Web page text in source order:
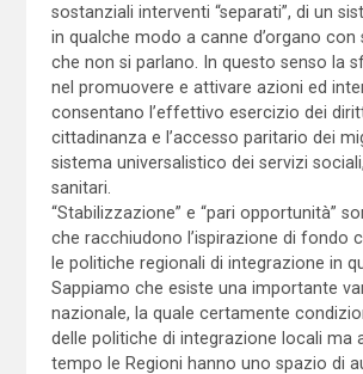
sostanziali interventi “separati”, di un
in qualche modo a canne d’organo con
che non si parlano. In questo senso la
nel promuovere e attivare azioni ed
consentano l’effettivo esercizio dei
cittadinanza e l’accesso paritario dei
sistema universalistico dei servizi
sanitari.
“Stabilizzazione” e “pari opportunità”
che racchiudono l’ispirazione di fondo
le politiche regionali di integrazione in
Sappiamo che esiste una importante
nazionale, la quale certamente
delle politiche di integrazione locali ma
tempo le Regioni hanno uno spazio di